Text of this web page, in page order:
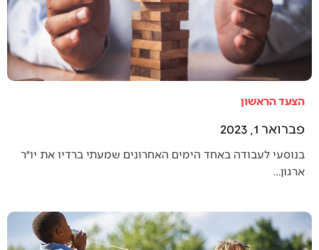
הצעד הראשון
פברואר 1, 2023
בנוסעי לעבודה באחד הימים האחרונים שמעתי ברדיו את יו״ר
ארגון…